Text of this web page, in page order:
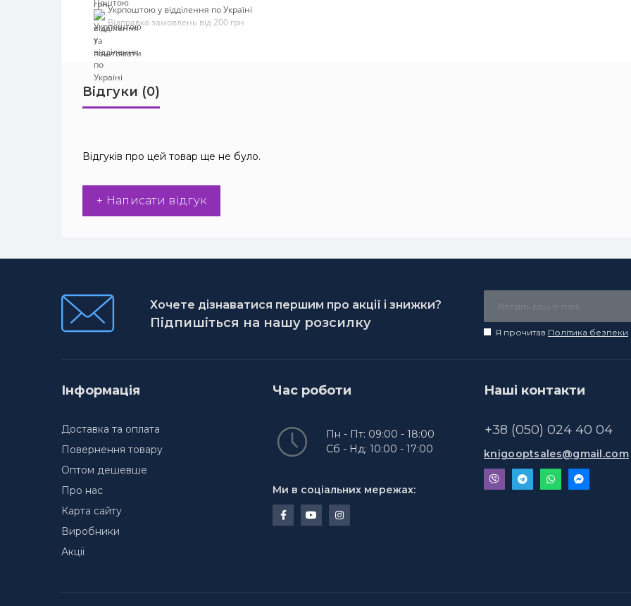
Укрпоштою у відділення по Україні
Відправка замовлень від 200 грн
Відгуки (0)
Відгуків про цей товар ще не було.
+ Написати відгук
Хочете дізнаватися першим про акції і знижки?
Підпишіться на нашу розсилку
Я прочитав Політика безпеки
Інформація
Доставка та оплата
Повернення товару
Оптом дешевше
Про нас
Карта сайту
Виробники
Акції
Час роботи
Пн - Пт: 09:00 - 18:00
Сб - Нд: 10:00 - 17:00
Ми в соціальних мережах:
Наші контакти
+38 (050) 024 40 04
knigooptsales@gmail.com